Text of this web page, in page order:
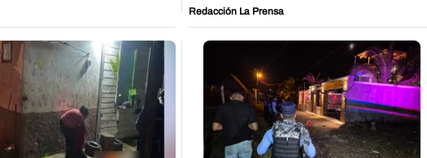
Redacción La Prensa